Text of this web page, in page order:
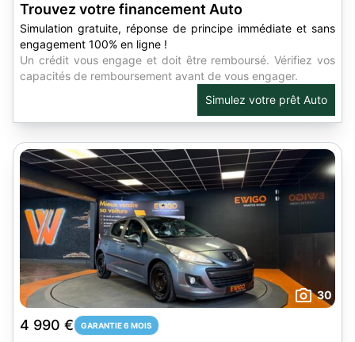
Trouvez votre financement Auto
Simulation gratuite, réponse de principe immédiate et sans
engagement 100% en ligne !
Un crédit vous engage et doit être remboursé. Vérifiez vos
capacités de remboursement avant de vous engager.
Simulez votre prêt Auto
30
4 990 € GARANTIE 6 MOIS